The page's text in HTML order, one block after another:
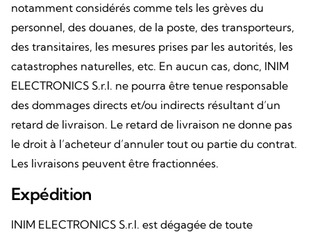
notamment considérés comme tels les grèves du
personnel, des douanes, de la poste, des transporteurs,
des transitaires, les mesures prises par les autorités, les
catastrophes naturelles, etc. En aucun cas, donc, INIM
ELECTRONICS S.r.l. ne pourra être tenue responsable
des dommages directs et/ou indirects résultant d’un
retard de livraison. Le retard de livraison ne donne pas
le droit à l’acheteur d’annuler tout ou partie du contrat.
Les livraisons peuvent être fractionnées.
Expédition
INIM ELECTRONICS S.r.l. est dégagée de toute